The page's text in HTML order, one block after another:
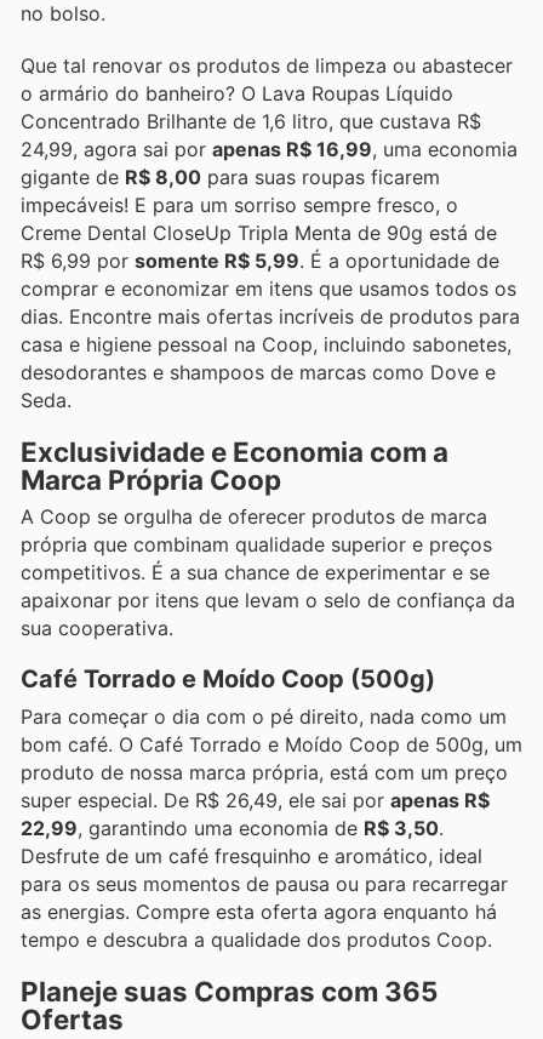
no bolso.
Que tal renovar os produtos de limpeza ou abastecer
o armário do banheiro? O Lava Roupas Líquido
Concentrado Brilhante de 1,6 litro, que custava R$
24,99, agora sai por apenas R$ 16,99, uma economia
gigante de R$ 8,00 para suas roupas ficarem
impecáveis! E para um sorriso sempre fresco, o
Creme Dental CloseUp Tripla Menta de 90g está de
R$ 6,99 por somente R$ 5,99. É a oportunidade de
comprar e economizar em itens que usamos todos os
dias. Encontre mais ofertas incríveis de produtos para
casa e higiene pessoal na Coop, incluindo sabonetes,
desodorantes e shampoos de marcas como Dove e
Seda.
Exclusividade e Economia com a
Marca Própria Coop
A Coop se orgulha de oferecer produtos de marca
própria que combinam qualidade superior e preços
competitivos. É a sua chance de experimentar e se
apaixonar por itens que levam o selo de confiança da
sua cooperativa.
Café Torrado e Moído Coop (500g)
Para começar o dia com o pé direito, nada como um
bom café. O Café Torrado e Moído Coop de 500g, um
produto de nossa marca própria, está com um preço
super especial. De R$ 26,49, ele sai por apenas R$
22,99, garantindo uma economia de R$ 3,50.
Desfrute de um café fresquinho e aromático, ideal
para os seus momentos de pausa ou para recarregar
as energias. Compre esta oferta agora enquanto há
tempo e descubra a qualidade dos produtos Coop.
Planeje suas Compras com 365
Ofertas